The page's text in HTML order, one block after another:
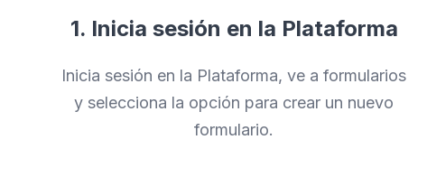
1. Inicia sesión en la Plataforma
Inicia sesión en la Plataforma, ve a formularios
y selecciona la opción para crear un nuevo
formulario.